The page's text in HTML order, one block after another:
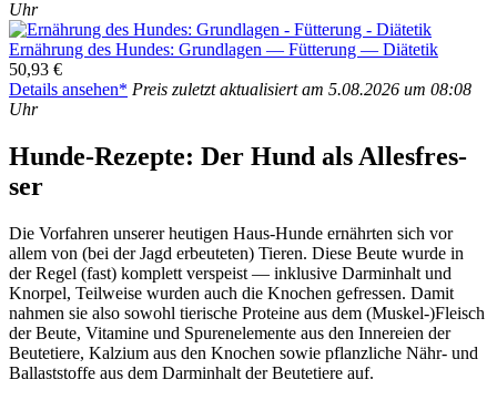
Uhr
Ernäh­rung des Hun­des: Grund­la­gen — Füt­te­rung — Diä­te­tik
50,93 €
Details anse­hen* Preis zuletzt aktua­li­siert am 5.08.2026 um 08:08
Uhr
Hun­de-Rezep­te: Der Hund als Alles­fres­
ser
Die Vor­fah­ren unse­rer heu­ti­gen Haus-Hun­de ernähr­ten sich vor
allem von (bei der Jagd erbeu­te­ten) Tie­ren. Die­se Beu­te wur­de in
der Regel (fast) kom­plett ver­speist — inklu­si­ve Darm­in­halt und
Knor­pel, Teil­wei­se wur­den auch die Kno­chen gefres­sen. Damit
nah­men sie also sowohl tie­ri­sche Pro­te­ine aus dem (Muskel-)Fleisch
der Beu­te, Vit­ami­ne und Spu­ren­ele­men­te aus den Inne­rei­en der
Beu­te­tie­re, Kal­zi­um aus den Kno­chen sowie pflanz­li­che Nähr- und
Bal­last­stof­fe aus dem Darm­in­halt der Beu­te­tie­re auf.